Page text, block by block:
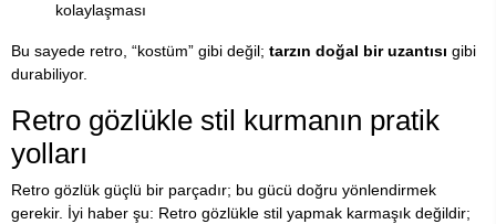
kolaylaşması
Bu sayede retro, “kostüm” gibi değil; tarzın doğal bir uzantısı gibi
durabiliyor.
Retro gözlükle stil kurmanın pratik
yolları
Retro gözlük güçlü bir parçadır; bu gücü doğru yönlendirmek
gerekir. İyi haber şu: Retro gözlükle stil yapmak karmaşık değildir;